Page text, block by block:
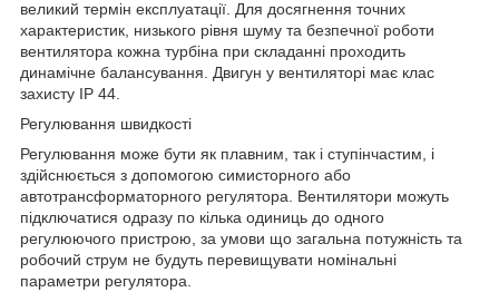
великий термін експлуатації. Для досягнення точних
характеристик, низького рівня шуму та безпечної роботи
вентилятора кожна турбіна при складанні проходить
динамічне балансування. Двигун у вентиляторі має клас
захисту IP 44.
Регулювання швидкості
Регулювання може бути як плавним, так і ступінчастим, і
здійснюється з допомогою симисторного або
автотрансформаторного регулятора. Вентилятори можуть
підключатися одразу по кілька одиниць до одного
регулюючого пристрою, за умови що загальна потужність та
робочий струм не будуть перевищувати номінальні
параметри регулятора.